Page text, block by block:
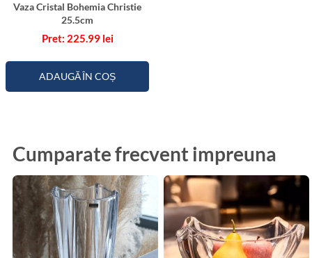
Vaza Cristal Bohemia Christie
25.5cm
225.99 lei
ADAUGĂ ÎN COȘ
Cumparate frecvent impreuna